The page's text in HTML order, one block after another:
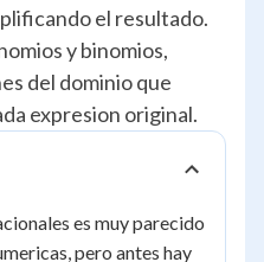
el resultado.
y binomios,
del dominio que
expresion original.
es muy parecido
pero antes hay